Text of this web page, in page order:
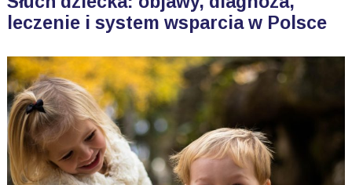
leczenie i system wsparcia w Polsce